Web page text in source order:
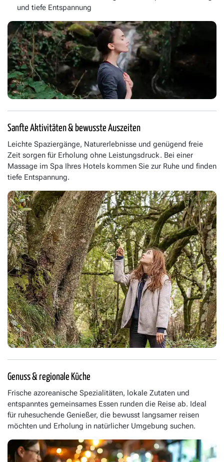
und tiefe Entspannung
Sanfte Aktivitäten & bewusste Auszeiten
Leichte Spaziergänge, Naturerlebnisse und genügend freie
Zeit sorgen für Erholung ohne Leistungsdruck. Bei einer
Massage im Spa Ihres Hotels kommen Sie zur Ruhe und finden
tiefe Entspannung.
Genuss & regionale Küche
Frische azoreanische Spezialitäten, lokale Zutaten und
entspanntes gemeinsames Essen runden die Reise ab. Ideal
für ruhesuchende Genießer, die bewusst langsamer reisen
möchten und Erholung in natürlicher Umgebung suchen.